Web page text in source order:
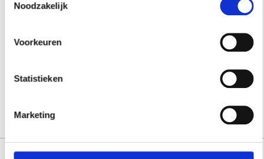
Noodzakelijk
Voorkeuren
Statistieken
Marketing
03 aug 2015
Home